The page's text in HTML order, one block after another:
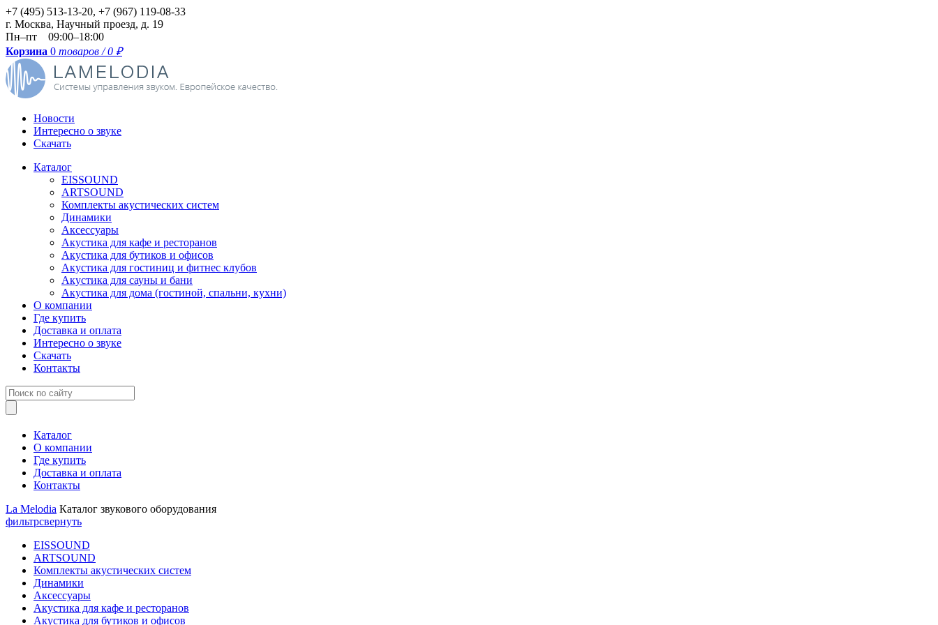
+7 (495) 513-13-20, +7 (967) 119-08-33
г. Москва, Научный проезд, д. 19
Пн–пт 09:00–18:00
Корзина 0 товаров / 0 ₽
Новости
Интересно о звуке
Скачать
Каталог
EISSOUND
ARTSOUND
Комплекты акустических систем
Динамики
Аксессуары
Акустика для кафе и ресторанов
Акустика для бутиков и офисов
Акустика для гостиниц и фитнес клубов
Акустика для сауны и бани
Акустика для дома (гостиной, спальни, кухни)
О компании
Где купить
Доставка и оплата
Интересно о звуке
Скачать
Контакты
Каталог
О компании
Где купить
Доставка и оплата
Контакты
La Melodia Каталог звукового оборудования
фильтрсвернуть
EISSOUND
ARTSOUND
Комплекты акустических систем
Динамики
Аксессуары
Акустика для кафе и ресторанов
Акустика для бутиков и офисов